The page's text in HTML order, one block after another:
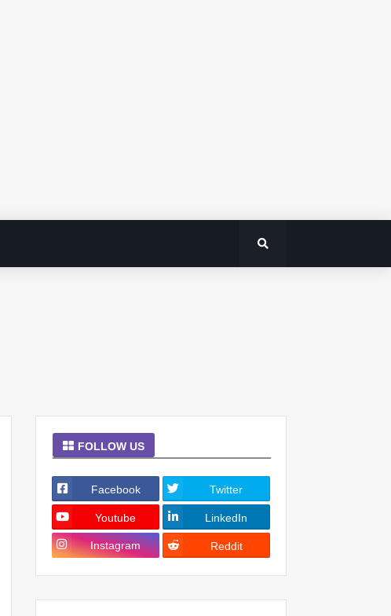
FOLLOW US
Facebook Twitter
Youtube LinkedIn
Instagram Reddit